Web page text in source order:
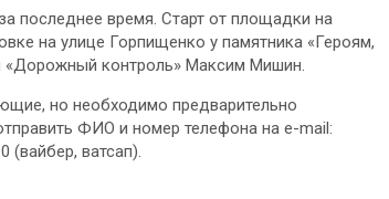
последнее время. Старт от площадки на
на улице Горпищенко у памятника «Героям,
«Дорожный контроль» Максим Мишин.
но необходимо предварительно
ФИО и номер телефона на e-mail:
(вайбер, ватсап).